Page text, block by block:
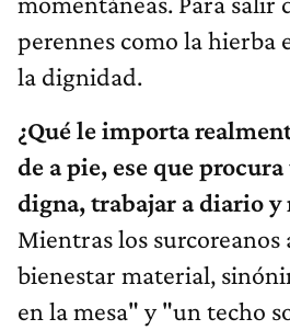
perennes como la hierba
la dignidad.
¿Qué le importa
de a pie, ese que
digna, trabajar a diario y
Mientras los surcoreanos
bienestar material,
en la mesa" y "un techo